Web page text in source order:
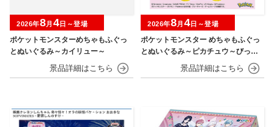
ポケットモンスターめちゃもふぐっ
とぬいぐるみ～カイリュー～
2026年8月 4日～登場
ポケットモンスター めちゃもふぐっ
とぬいぐるみ～ピカチュウ～びっく
2026年8月 4日～登場